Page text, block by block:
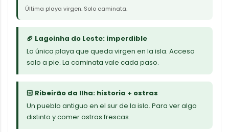
Última playa virgen. Solo caminata.
🏈 Lagoinha do Leste: imperdible
La única playa que queda virgen en la isla. Acceso
solo a pie. La caminata vale cada paso.
🏻 Ribeirão da Ilha: historia + ostras
Un pueblo antiguo en el sur de la isla. Para ver algo
distinto y comer ostras frescas.